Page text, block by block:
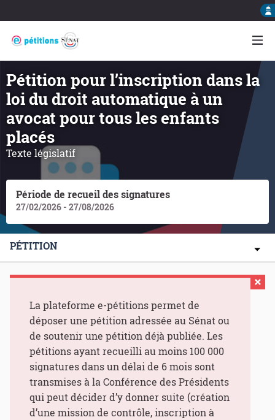
Pétition pour l’inscription dans la
loi du droit automatique à un
avocat pour tous les enfants
placés
Texte législatif
Période de recueil des signatures
27/02/2026 - 27/08/2026
PÉTITION
La plateforme e-pétitions permet de
déposer une pétition adressée au Sénat ou
de soutenir une pétition déjà publiée. Les
pétitions ayant recueilli au moins 100 000
signatures dans un délai de 6 mois sont
transmises à la Conférence des Présidents
qui peut décider d’y donner suite (création
d’une mission de contrôle, inscription à